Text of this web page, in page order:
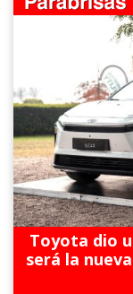
Toyota dio
será la